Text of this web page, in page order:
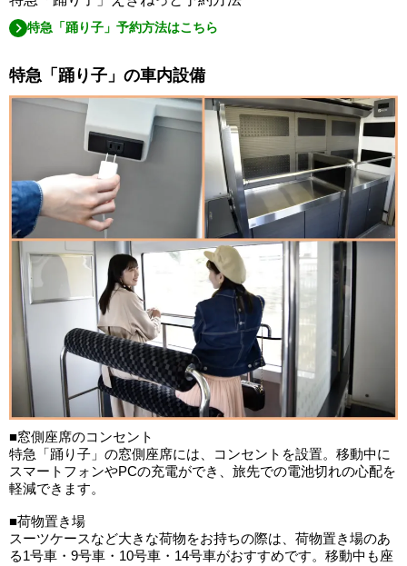
特急「踊り子」予約方法はこちら
特急「踊り子」の車内設備
■窓側座席のコンセント
特急「踊り子」の窓側座席には、コンセントを設置。移動中に
スマートフォンやPCの充電ができ、旅先での電池切れの心配を
軽減できます。
■荷物置き場
スーツケースなど大きな荷物をお持ちの際は、荷物置き場のあ
る1号車・9号車・10号車・14号車がおすすめです。移動中も座